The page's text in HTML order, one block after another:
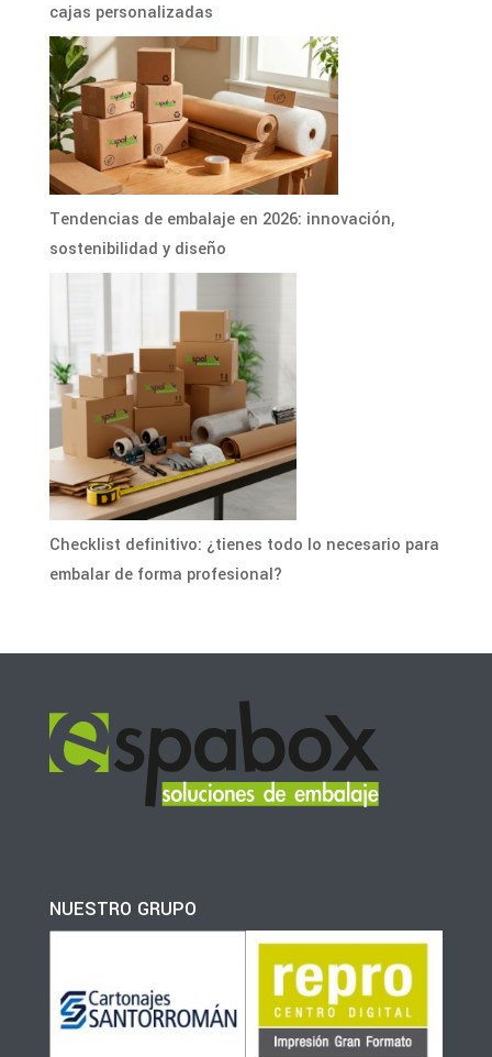
cajas personalizadas
Tendencias de embalaje en 2026: innovación,
sostenibilidad y diseño
Checklist definitivo: ¿tienes todo lo necesario para
embalar de forma profesional?
NUESTRO GRUPO